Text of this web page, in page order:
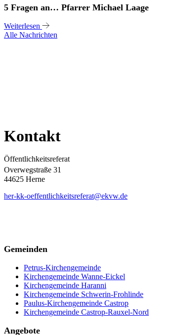
5 Fragen an… Pfarrer Michael Laage
Weiterlesen
Alle Nachrichten
Kontakt
Öffentlichkeitsreferat
Overwegstraße 31
44625 Herne
her-kk-oeffentlichkeitsreferat@ekvw.de
Gemeinden
Petrus-Kirchengemeinde
Kirchengemeinde Wanne-Eickel
Kirchengemeinde Haranni
Kirchengemeinde Schwerin-Frohlinde
Paulus-Kirchengemeinde Castrop
Kirchengemeinde Castrop-Rauxel-Nord
Angebote